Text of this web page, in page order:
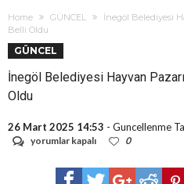
Home GÜNCEL
İnegöl Belediyesi
Belli Oldu
GÜNCEL
İnegöl Belediyesi Hayvan
Oldu
26 Mart 2025 14:53 - Guncellenme
İnegöl
Hayvan
Pazarının
yorumlar kapalı 0